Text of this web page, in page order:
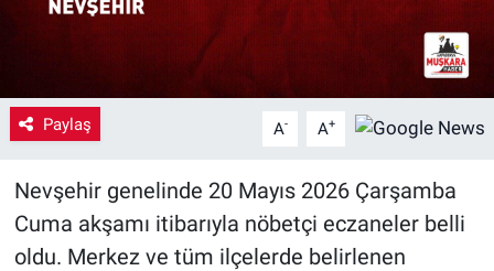
Paylaş A- A+
Nevşehir genelinde 20 Mayıs 2026 Çarşamba
Cuma akşamı itibarıyla nöbetçi eczaneler belli
oldu. Merkez ve tüm ilçelerde belirlenen